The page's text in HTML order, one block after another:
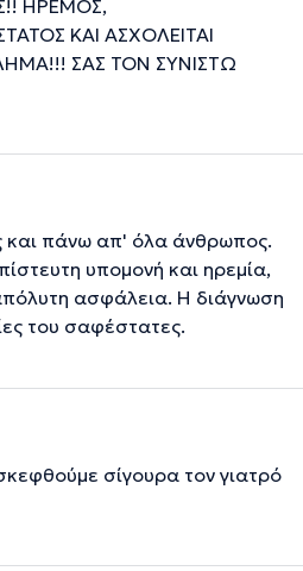
ΗΡΕΜΟΣ,
ΚΑΙ ΑΣΧΟΛΕΙΤΑΙ
ΣΑΣ ΤΟΝ ΣΥΝΙΣΤΩ
και πάνω απ' όλα άνθρωπος.
υπομονή και ηρεμία,
ασφάλεια. Η διάγνωση
του σαφέστατες.
σίγουρα τον γιατρό